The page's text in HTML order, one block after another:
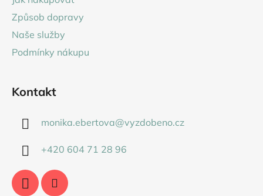
Způsob dopravy
Naše služby
Podmínky nákupu
Kontakt
monika.ebertova@vyzdobeno.cz
+420 604 71 28 96